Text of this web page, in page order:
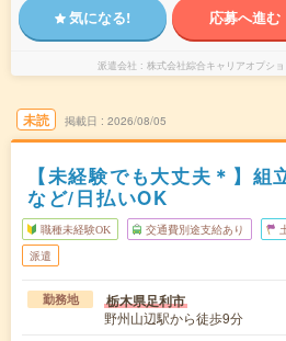
気になる! 応募へ進む
派遣会社 株式会社綜合キャリアオプシ
未読 掲載日 2026/08/05
【未経験でも大丈夫＊】組
など/日払いOK
職種未経験OK 交通費別途支給あり
派遣
勤務地 栃木県足利市
野州山辺駅から徒歩9分